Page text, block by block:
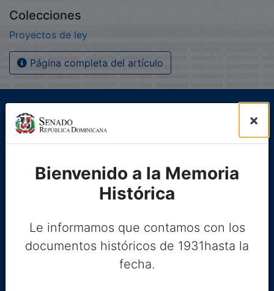
Colecciones
Proyectos de ley
Página completa del artículo
×
Bienvenido a la Memoria
Histórica
Le informamos que contamos con los
documentos históricos de 1931hasta la
fecha.